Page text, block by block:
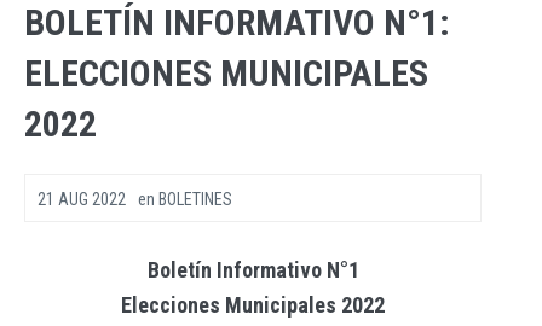
la
BOLETÍN INFORMATIVO N°1:
ELECCIONES MUNICIPALES
2022
21 AUG 2022 en BOLETINES
Boletín Informativo N°1
Elecciones Municipales 2022